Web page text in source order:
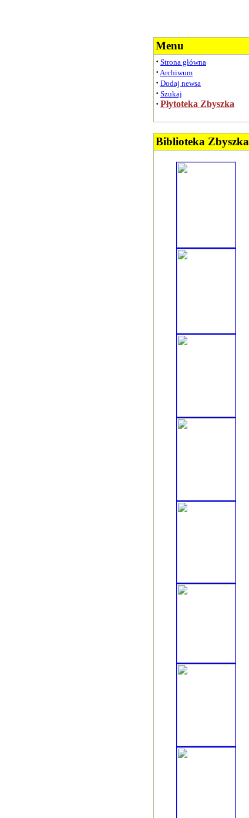
Menu
· Strona główna
· Archiwum
· Dodaj newsa
· Szukaj
· Płytoteka Zbyszka
Biblioteka Zbyszka